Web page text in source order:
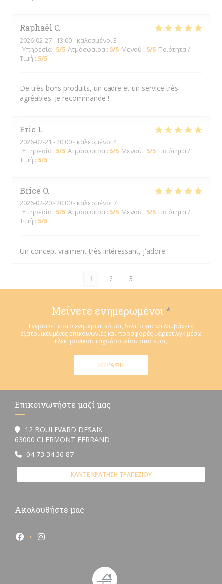
Raphaël C
2026-02-27- 13:00 - καλεσμένοι 3
Υπηρεσία : 5/5 Ατμόσφαιρα : 5/5 Μενού : 5/5 Ποιότητα /
Τιμή : 5/5
De très bons produits, un cadre et un service très
agréables. Je recommande !
Eric L
2026-02-21 - 20:00 - καλεσμένοι 4
Υπηρεσία : 5/5 Ατμόσφαιρα : 5/5 Μενού : 5/5 Ποιότητα /
Τιμή : 5/5
Brice O
2026-02-20- 20:00 - καλεσμένοι 7
Υπηρεσία : 5/5 Ατμόσφαιρα : 5/5 Μενού : 5/5 Ποιότητα /
Τιμή : 5/5
Un concept vraiment très intéressant, j'adore.
1 2 3
Μείνετε ενημερωμένοι *
Εγγραφείτε στο ενημερωτικό μας δελτίο για να λαμβάνετε
εξατομικευμένες επικοινωνίες και προσφορές μάρκετινγκ μέσω
ηλεκτρονικού ταχυδρομείου από εμάς.
ΕΓΓΡΑΦΉ
Επικοινωνήστε μαζί μας
12 BOULEVARD DESAIX
63000 CLERMONT FERRAND
04 73 34 36 87
ΚΆΝΤΕ ΚΡΆΤΗΣΗ ΤΡΑΠΕΖΙΟΎ
Ακολουθήστε μας
Facebook ((ανοίγει σε νέο παράθυρο))
Instagram ((ανοίγει σε νέο παράθυρο))